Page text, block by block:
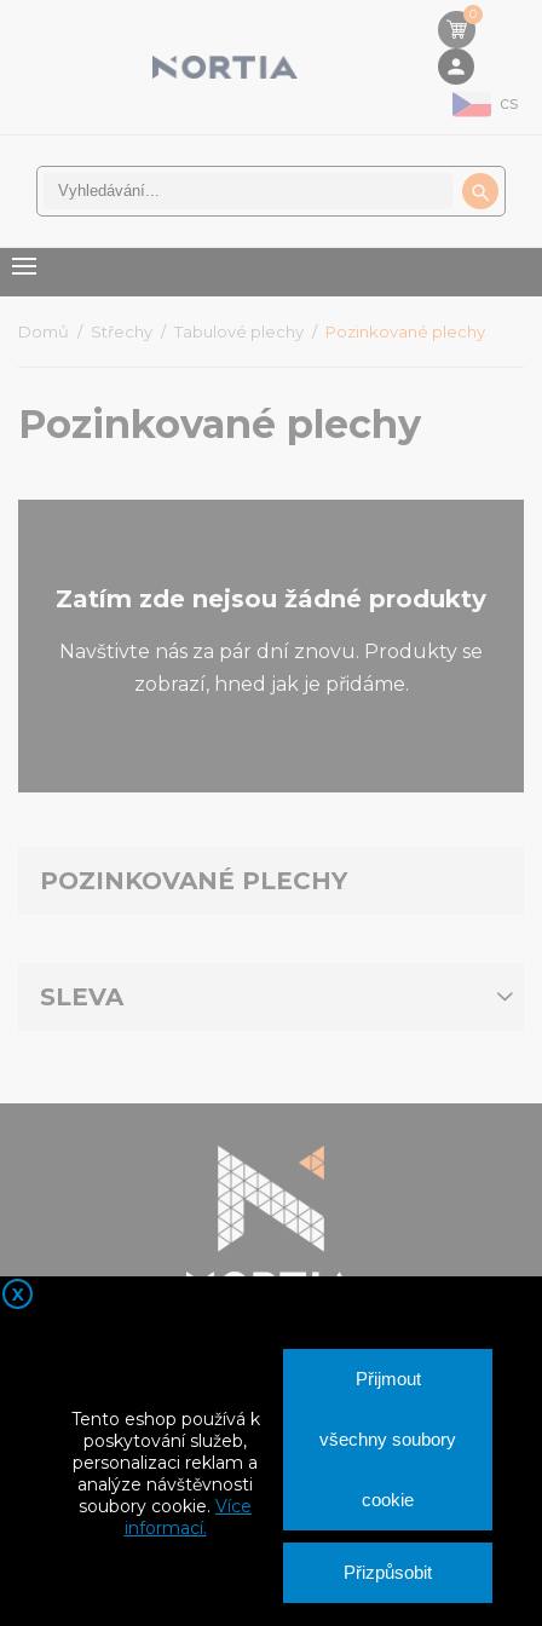
X
Tento eshop používá k
poskytování služeb,
personalizaci reklam a
analýze návštěvnosti
soubory cookie. Více
informací.
Přijmout
všechny soubory
cookie
Přizpůsobit
0
person
cs

Domů Střechy Tabulové plechy Pozinkované plechy
Pozinkované plechy
POZINKOVANÉ PLECHY
SLEVA
Zatím zde nejsou žádné produkty
Navštivte nás za pár dní znovu. Produkty se
zobrazí, hned jak je přidáme.
Vše o nákupu
Váš účet